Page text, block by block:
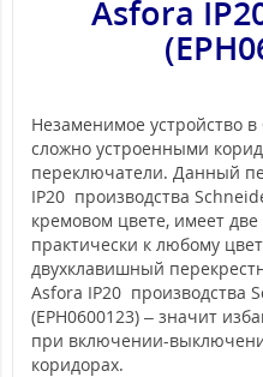
Asfora
Незаменимое устройство
сложно устроенными
переключатели. Данный
IP20 производства
кремовом цвете, имеет
практически к любому
двухклавишный
Asfora IP20 производства
(EPH0600123) – значит
при включении-
коридорах.